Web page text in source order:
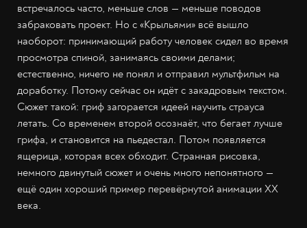
встречалось часто, меньше слов — меньше поводов
забраковать проект. Но с «Крыльями» всё вышло
наоборот: принимающий работу человек сидел во время
просмотра спиной, занимаясь своими делами;
естественно, ничего не понял и отправил мультфильм на
доработку. Потому сейчас он идёт с закадровым текстом.
Сюжет такой: гриф загорается идеей научить страуса
летать. Со временем второй осознаёт, что бегает лучше
грифа, и становится на пьедестал. Потом появляется
ящерица, которая всех обходит. Странная рисовка,
немного двинутый сюжет и очень много непонятного —
ещё один хороший пример перевёрнутой анимации XX
века.